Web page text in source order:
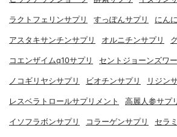
ラクトフェリンサプリ すっぽんサプリ にん
アスタキサンチンサプリ オルニチンサプリ
コエンザイムq10サプリ セントジョーンズワ
ノコギリヤシサプリ ビオチンサプリ リジン
レスベラトロールサプリメント 高麗人参サプ
イソフラボンサプリ コラーゲンサプリ セラ